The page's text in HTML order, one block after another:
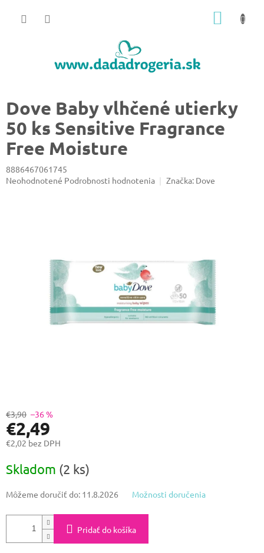
Dove Baby vlhčené utierky
50 ks Sensitive Fragrance
Free Moisture
8886467061745
Priemerné
Neohodnotené Podrobnosti hodnotenia Značka: Dove
€3,90 –36 %
€2,49
€2,02 bez DPH
cena:
Skladom (2 ks)
Môžeme doručiť do: 11.8.2026 Možnosti doručenia
Pridať do košíka